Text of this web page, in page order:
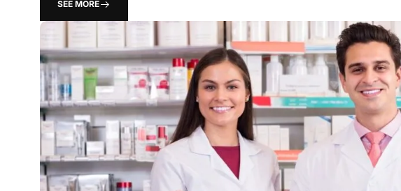
SEE MORE